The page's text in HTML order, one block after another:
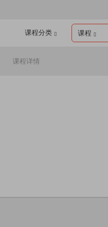
课程分类 课程
课程详情